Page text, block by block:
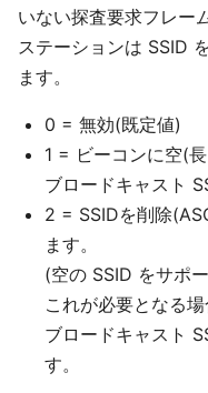
いない探査要求フレー
ステーションは SSID
ます。
0 = 無効(既定値)
1 = ビーコンに空(
ブロードキャスト
2 = SSIDを削除
ます。
(空の SSID をサポ
これが必要となる
ブロードキャスト
す。